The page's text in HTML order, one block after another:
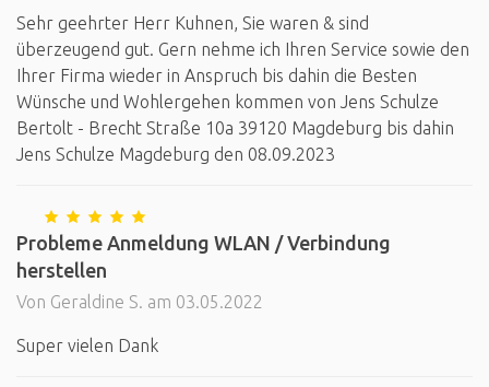
Sehr geehrter Herr Kuhnen, Sie waren & sind
überzeugend gut. Gern nehme ich Ihren Service sowie den
Ihrer Firma wieder in Anspruch bis dahin die Besten
Wünsche und Wohlergehen kommen von Jens Schulze
Bertolt - Brecht Straße 10a 39120 Magdeburg bis dahin
Jens Schulze Magdeburg den 08.09.2023
Probleme Anmeldung WLAN / Verbindung
herstellen
Von Geraldine S. am 03.05.2022
Super vielen Dank